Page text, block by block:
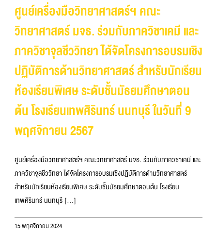
ศูนย์เครื่องมือวิทยาศาสตร์ฯ คณะ
วิทยาศาสตร์ มจธ. ร่วมกับภาควิชาเคมี และ
ภาควิชาจุลชีววิทยา ได้จัดโครงการอบรมเชิง
ปฏิบัติการด้านวิทยาศาสตร์ สำหรับนักเรียน
ห้องเรียนพิเศษ ระดับชั้นมัธยมศึกษาตอน
ต้น โรงเรียนเทพศิรินทร์ นนทบุรี ในวันที่ 9
พฤศจิกายน 2567
ศูนย์เครื่องมือวิทยาศาสตร์ฯ คณะวิทยาศาสตร์ มจธ. ร่วมกับภาควิชาเคมี และ
ภาควิชาจุลชีววิทยา ได้จัดโครงการอบรมเชิงปฏิบัติการด้านวิทยาศาสตร์
สำหรับนักเรียนห้องเรียนพิเศษ ระดับชั้นมัธยมศึกษาตอนต้น โรงเรียน
เทพศิรินทร์ นนทบุรี [...]
15 พฤศจิกายน 2024